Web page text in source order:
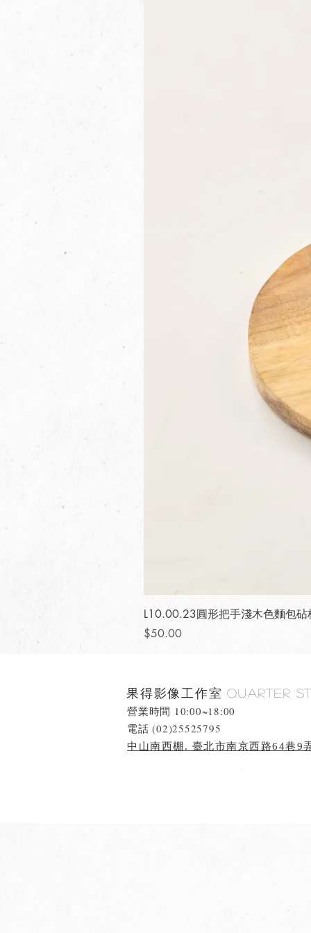
L10.00.23圓形把手淺木色麵包砧
價格
$50.00
果得影像工作室Quarter
營業時間 10:00~18:00
​電話 (02)25525795
中山南西棚. 臺北市南京西路64巷9